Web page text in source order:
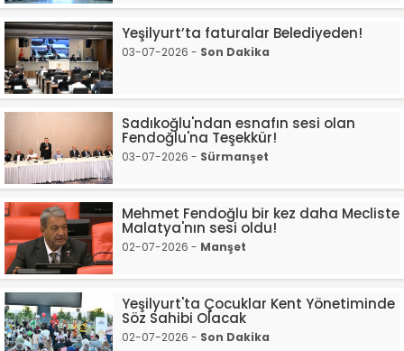
Yeşilyurt’ta faturalar Belediyeden!
03-07-2026 - Son Dakika
Sadıkoğlu'ndan esnafın sesi olan
Fendoğlu'na Teşekkür!
03-07-2026 - Sürmanşet
Mehmet Fendoğlu bir kez daha Mecliste
Malatya'nın sesi oldu!
02-07-2026 - Manşet
Yeşilyurt'ta Çocuklar Kent Yönetiminde
Söz Sahibi Olacak
02-07-2026 - Son Dakika